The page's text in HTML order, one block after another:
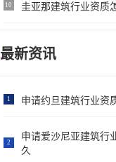
10 圭亚那建筑行业资质
最新资讯
1 申请约旦建筑行业资
2
申请爱沙尼亚建筑行
久